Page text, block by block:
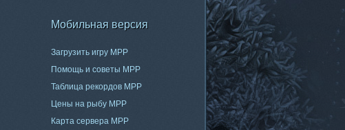
Мобильная версия
Загрузить игру МРР
Помощь и советы МРР
Таблица рекордов МРР
Цены на рыбу МРР
Карта сервера МРР